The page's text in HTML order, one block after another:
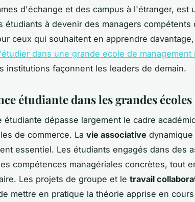
d'échange et des campus à l'étranger, est
étudiants à devenir des managers compétents
ceux qui souhaitent en apprendre
dans une grande ecole de management
institutions façonnent les leaders de demain.
étudiante dans les grandes
étudiante dépasse largement le cadre
de commerce. La vie associative
essentiel. Les étudiants engagés dans des
compétences managériales concrètes, tout
Les projets de groupe et le travail
mettre en pratique la théorie apprise en